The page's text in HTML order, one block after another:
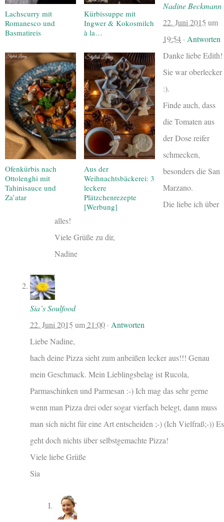
Lachscurry mit
Romanesco und
Basmatireis
Kürbissuppe mit
Ingwer & Kokosmilch
à la…
Ofenkürbis nach
Ottolenghi mit
Tahinisauce und
Za’atar
Aus der
Weihnachtsbäckerei: 3
leckere
Plätzchenrezepte
[Werbung]
Nadine Beckmann
22. Juni 2015 um
19:54 · Antworten
Danke liebe Edith!
Sie war oberlecker
:).
Finde auch, dass
die Tomaten aus
der Dose reifer
schmecken,
besonders die San
Marzano.
Die liebe ich über
alles!
Viele Grüße zu dir,
Nadine
Sia´s Soulfood
22. Juni 2015 um21:00· Antworten
Liebe Nadine,
hach deine Pizza sieht zum anbeißen lecker aus!!! Genau
mein Geschmack. Mein Lieblingsbelag ist Rucola,
Parmaschinken und Parmesan :-) Ich mag das sehr gerne
wenn man Pizza drei oder sogar vierfach belegt, dann muss
man sich nicht für eine Art entscheiden ;-) (Ich Vielfraß;-)) Es
geht doch nichts über selbstgemachte Pizza!
Viele liebe Grüße
Sia